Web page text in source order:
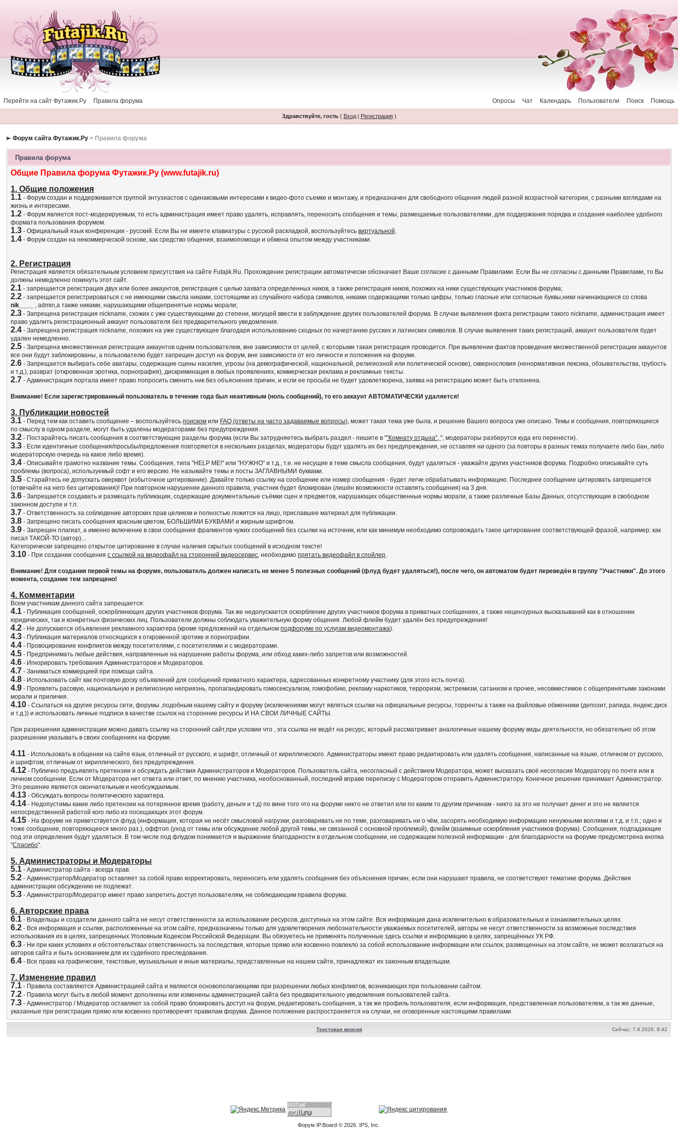
Перейти на сайт Футажик.Ру Правила форума Помощь
Поиск
Пользователи
Календарь
Чат
Опросы
Здравствуйте, гость( Вход| Регистрация)
Форум сайта Футажик.Ру > Правила форума
Правила форума
Общие Правила форума Футажик.Ру (www.futajik.ru)
1. Общие положения
1.1 - Форум создан и поддерживается группой энтузиастов с одинаковыми интересами к видео-фото съемке и монтажу, и предназначен для свободного общения людей разной возрастной категории, с разными взглядами на
жизнь и интересами.
1.2 - Форум является пост-модерируемым, то есть администрация имеет право удалять, исправлять, переносить сообщения и темы, размещаемые пользователями, для поддержания порядка и создания наиболее удобного
формата пользования форумом.
1.3 - Официальный язык конференции - русский. Если Вы не имеете клавиатуры с русской раскладкой, воспользуйтесьвиртуальной.
1.4 - Форум создан на некоммерческой основе, как средство общения, взаимопомощи и обмена опытом между участниками.
2. Регистрация
Регистрация является обязательным условием присутствия на сайте Futajik.Ru. Прохождение регистрации автоматически обозначает Ваше согласие с данными Правилами. Если Вы не согласны с данными Правилами, то Вы
должны немедленно покинуть этот сайт.
2.1 - запрещается регистрация двух или более аккаунтов, регистрация с целью захвата определенных ников, а также регистрация ников, похожих на ники существующих участников форума;
2.2 - запрещается регистрироваться с не имеющими смысла никами, состоящими из случайного набора символов, никами содержащими только цифры, только гласные или согласные буквы,ники начинающиеся со словa
nik____ , admin,а также никами, нарушающими общепринятые нормы морали;
2.3 - Запрещена регистрация nickname, схожих с уже существующими до степени, могущей ввести в заблуждение других пользователей форума. В случае выявления факта регистрации такого nickname, администрация имеет
право удалить регистрационный аккаунт пользователя без предварительного уведомления.
2.4 - Запрещена регистрация nickname, похожих на уже существующее благодаря использованию сходных по начертанию русских и латинских символов. В случае выявления таких регистраций, аккаунт пользователя будет
удален немедленно.
2.5 - Запрещена множественная регистрация аккаунтов одним пользователем, вне зависимости от целей, с которыми такая регистрация проводится. При выявлении фактов проведения множественной регистрации аккаунтов
все они будут заблокированы, а пользователю будет запрещен доступ на форум, вне зависимости от его личности и положения на форуме.
2.6 - Запрещается выбирать себе аватары, содержащие сцены насилия, угрозы (на демографической, национальной, религиозной или политической основе), сквернословия (ненормативная лексика, обзывательства, грубость
и т.д.), разврат (откровенная эротика, порнография), дискриминация в любых проявлениях, коммерческая реклама и рекламные тексты.
2.7 - Администрация портала имеет право попросить сменить ник без объяснения причин, и если ее просьба не будет удовлетворена, заявка на регистрацию может быть отклонена.
Внимание! Если зарегистрированный пользователь в течение года был неактивным (ноль сообщений), то его аккаунт АВТОМАТИЧЕСКИ удаляется!
3. Публикации новостей
3.1 - Перед тем как оставить сообщение – воспользуйтесьпоиском или FAQ (ответы на часто задаваемые вопросы), может такая тема уже была, и решение Вашего вопроса уже описано. Темы и сообщения, повторяющиеся
по смыслу в одном разделе, могут быть удалены модераторами без предупреждения.
3.2 - Постарайтесь писать сообщения в соответствующие разделы форума (если Вы затрудняетесь выбрать раздел - пишите в ""Комнату отдыха",", модераторы разберутся куда его перенести).
3.3 - Если идентичные сообщения/просьбы/предложения повторяются в нескольких разделах, модераторы будут удалять их без предупреждения, не оставляя ни одного (за повторы в разных темах получаете либо бан, либо
модераторскую очередь на какое либо время).
3.4 - Описывайте грамотно название темы. Сообщения, типа "HELP ME!" или "НУЖНО" и т.д., т.е. не несущие в теме смысла сообщения, будут удаляться - уважайте других участников форума. Подробно описывайте суть
проблемы (вопроса), используемый софт и его версию. Не называйте темы и посты ЗАГЛАВНЫМИ буквами.
3.5 - Старайтесь не допускать оверквот (избыточное цитирование). Давайте только ссылку на сообщение или номер сообщения - будет легче обрабатывать информацию. Последнее сообщение цитировать запрещается
(отвечайте на него без цитирования)! При повторном нарушении данного правила, участник будет блокирован (лишён возможности оставлять сообщения) на 3 дня.
3.6 - Запрещается создавать и размещать публикации, содержащие документальные съёмки сцен и предметов, нарушающих общественные нормы морали, а также различные Базы Данных, отсутствующие в свободном
законном доступе и т.п.
3.7 - Ответственность за соблюдение авторских прав целиком и полностью ложится на лицо, приславшее материал для публикации.
3.8 - Запрещено писать сообщения красным цветом, БОЛЬШИМИ БУКВАМИ и жирным шрифтом.
3.9 - Запрещен плагиат, а именно включение в свои сообщения фрагментов чужих сообщений без ссылки на источник, или как минимум необходимо сопровождать такое цитирование соответствующей фразой, например: как
писал ТАКОЙ-ТО (автор)...
Категорически запрещено открытое цитирование в случае наличия скрытых сообщений в исходном тексте!
3.10 - При создании сообщенияс ссылкой на видеофайл на сторонний видеосервис, необходимопрятать видеофайл в спойлер.
Внимание! Для создания первой темы на форуме, пользователь должен написать не менее 5 полезных сообщений (флуд будет удаляться!), после чего, он автоматом будет переведён в группу "Участники". До этого
момента, создание тем запрещено!
4. Комментарии
Всем участникам данного сайта запрещается:
4.1 - Публикация сообщений, оскорблинющих других участников форума. Так же недопускается оскорбление других участников форума в приватных сообщениях, а также нецензурных высказываний как в отношении
юридических, так и конкретных физических лиц. Пользователи должны соблюдать уважительную форму общения. Любой флейм будет удалён без предупреждения!
4.2 - Не допускаются объявления рекламного характера (кроме предложений на отдельномподфоруме по услугам видеомонтажа).
4.3 - Публикация материалов относящихся к откровенной эротике и порнографии.
4.4 - Провоцирование конфликтов между посетителями, с посетителями и с модераторами.
4.5 - Предпринимать любые действия, направленные на нарушение работы форума, или обход каких-либо запретов или возможностей.
4.6 - Игнорировать требования Администраторов и Модераторов.
4.7 - Заниматься коммерцией при помощи сайта.
4.8 - Использовать сайт как почтовую доску объявлений для сообщений приватного характера, адресованных конкретному участнику (для этого есть почта).
4.9 - Проявлять расовую, национальную и религиозную неприязнь, пропагандировать гомосексуализм, гомофобию, рекламу наркотиков, терроризм, экстремизм, сатанизм и прочее, несовместимое с общепринятыми законами
морали и приличия.
4.10 - Ссылаться на другие ресурсы сети, форумы ,подобным нашему сайту и форуму (исключениями могут являться ссылки на официальные ресурсы, торренты а также на файловые обменники (депозит, рапида, яндекс.диск
и т.д.)) и использовать личные подписи в качестве ссылок на сторонние ресурсы И НА СВОИ ЛИЧНЫЕ САЙТЫ.
При разрешении администрации можно давать ссылку на сторонний сайт,при условии что , эта ссылка не ведёт на ресурс, который рассматривает аналогичные нашему форуму виды деятельности, но обязательно об этом
разрешении указывать в своих сообщениях на форуме.
4.11 - Использовать в общении на сайте язык, отличный от русского, и шрифт, отличный от кириллического. Администраторы имеют право редактировать или удалять сообщения, написанные на языке, отличном от русского,
и шрифтом, отличным от кириллического, без предупреждения.
4.12 - Публично предъявлять претензии и обсуждать действия Администраторов и Модераторов. Пользователь сайта, несогласный с действием Модератора, может высказать своё несогласие Модератору по почте или в
личном сообщении. Если от Модератора нет ответа или ответ, по мнению участника, необоснованный, последний вправе переписку с Модератором отправить Администратору. Конечное решение принимает Администратор.
Это решение является окончательным и необсуждаемым.
4.13 - Обсуждать вопросы политического характера.
4.14 - Недопустимы какие либо претензии на потерянное время (работу, деньги и т.д) по вине того что на форуме никто не ответил или по каким то другим причинам - никто за это не получает денег и это не является
непосредственной работой кого либо из посещающих этот форум.
4.15 - На форуме не приветствуется флуд (информация, которая не несёт смысловой нагрузки; разговаривать не по теме, разговаривать ни о чём, засорять необходимую информацию ненужными воплями и т.д. и т.п.; одно и
тоже сообщение, повторяющееся много раз.), оффтоп (уход от темы или обсуждение любой другой темы, не связанной с основной проблемой), флейм (взаимные оскорбления участников форума). Сообщения, подпадающие
под эти определения будут удаляться. В том числе под флудом понимается и выражение благодарности в отдельном сообщении, не содержащем полезной информации - для благодарности на форуме предусмотрена кнопка
"Спасибо".
5. Администраторы и Модераторы
5.1 - Администратор сайта - всегда прав.
5.2 - Администратор/Модератор оставляет за собой право корректировать, переносить или удалять сообщения без объяснения причин, если они нарушают правила, не соответствуют тематике форума. Действия
администрации обсуждению не подлежат.
5.3 - Администратор/Модератор имеет право запретить доступ пользователям, не соблюдающим правила форума.
6. Авторские права
6.1 - Владельцы и создатели данного сайта не несут ответственности за использование ресурсов, доступных на этом сайте. Вся информация дана исключительно в образовательных и ознакомительных целях.
6.2 - Вся информация и ссылки, расположенные на этом сайте, предназначены только для удовлетворения любознательности уважаемых посетителей, авторы не несут ответственности за возможные последствия
использования их в целях, запрещенных Уголовным Кодексом Российской Федерации. Вы обязуетесь не применять полученные здесь ссылки и информацию в целях, запрещённых УК РФ.
6.3 - Ни при каких условиях и обстоятельствах ответственность за последствия, которые прямо или косвенно повлекло за собой использование информации или ссылок, размещенных на этом сайте, не может возлагаться на
авторов сайта и быть основанием для их судебного преследования.
6.4 - Все права на графические, текстовые, музыкальные и иные материалы, представленные на нашем сайте, принадлежат их законным владельцам.
7. Изменение правил
7.1 - Правила составляются Администрацией сайта и являются основополагающими при разрешении любых конфликтов, возникающих при пользовании сайтом.
7.2 - Правила могут быть в любой момент дополнены или изменены администрацией сайта без предварительного уведомления пользователей сайта.
7.3 - Администратор / Модератор оставляют за собой право блокировать доступ на форум, редактировать сообщения, а так же профиль пользователя, если информация, представленная пользователем, а так же данные,
указанные при регистрации прямо или косвенно противоречят правилам форума. Данное положение распространяется на случаи, не оговоренные настоящими правилами.
Текстовая версия Сейчас: 7.8.2026, 8:42
Форум IP.Board © 2026 IPS, Inc